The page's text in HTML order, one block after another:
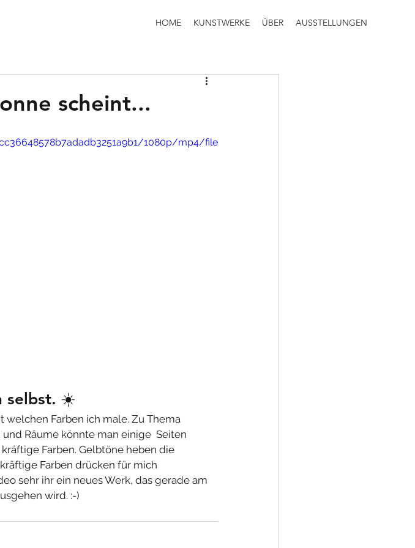
HOME KUNSTWERKE ÜBER AUSSTELLUNGEN
scheint...
1080p/mp4/file
selbst. ☀️
welchen Farben ich male. Zu Thema
Räume könnte man einige  Seiten
Farben. Gelbtöne heben die
Farben drücken für mich
sehr ihr ein neues Werk, das gerade am
wird. :-)